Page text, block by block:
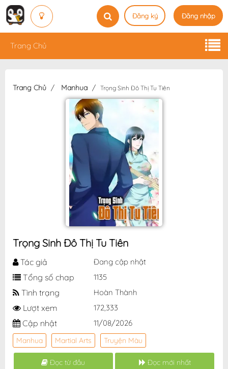
Đăng ký Đăng nhập
Trang Chủ
Trang Chủ Manhua Trọng Sinh Đô Thị Tu Tiên
Trọng Sinh Đô Thị Tu Tiên
Tác giả Đang cập nhật
Tổng số chap 1135
Tình trạng Hoàn Thành
Lượt xem 172,333
Cập nhật 11/08/2026
Manhua Martial Arts Truyện Màu
Đọc từ đầu Đọc mới nhất